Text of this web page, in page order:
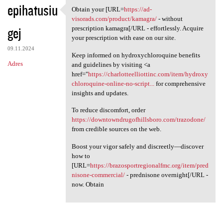
epihatusiu
gej
09.11.2024
Adres
Obtain your [URL=https://ad
Obtain your [URL=https://ad-
visorads.com/product/kamagra/- without
prescription kamagra[/URL - effortlessly. Acquire
your prescription with ease on our site.
Keep informed on hydroxychloroquine benefits
and guidelines by visiting <a
href="https://charlotteelliottinc.com/item/hydroxy
chloroquine-online-no-script...
for comprehensive
insights and updates.
To reduce discomfort, order
https://downtowndrugofhillsboro.com/trazodone/
from credible sources on the web.
Boost your vigor safely and discreetly—discover
how to
[URL=https://brazosportregionalfmc.org/item/pred
nisone-commercial/- prednisone overnight[/URL -
now. Obtain